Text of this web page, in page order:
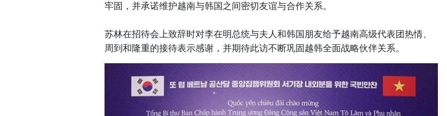
牢固，并承诺维护越南与韩国之间密切友谊与合作关系。
苏林在招待会上致辞时对李在明总统与夫人和韩国朋友给予越南高级代表团热情、
周到和隆重的接待表示感谢，并期待此访不断巩固越韩全面战略伙伴关系。